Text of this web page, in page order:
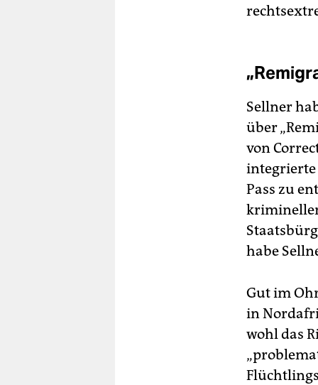
Sellner
über
von
integrierte
Pass zu
habe
Gut im
in
wohl das